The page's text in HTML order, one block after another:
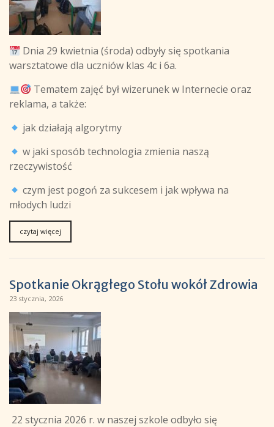
Dnia 29 kwietnia (środa) odbyły się spotkania
warsztatowe dla uczniów klas 4c i 6a.
Tematem zajęć był wizerunek w Internecie oraz
reklama, a także:
jak działają algorytmy
w jaki sposób technologia zmienia naszą
rzeczywistość
czym jest pogoń za sukcesem i jak wpływa na
młodych ludzi
czytaj więcej
Spotkanie Okrągłego Stołu wokół Zdrowia
23 stycznia, 2026
22 stycznia 2026 r. w naszej szkole odbyło się